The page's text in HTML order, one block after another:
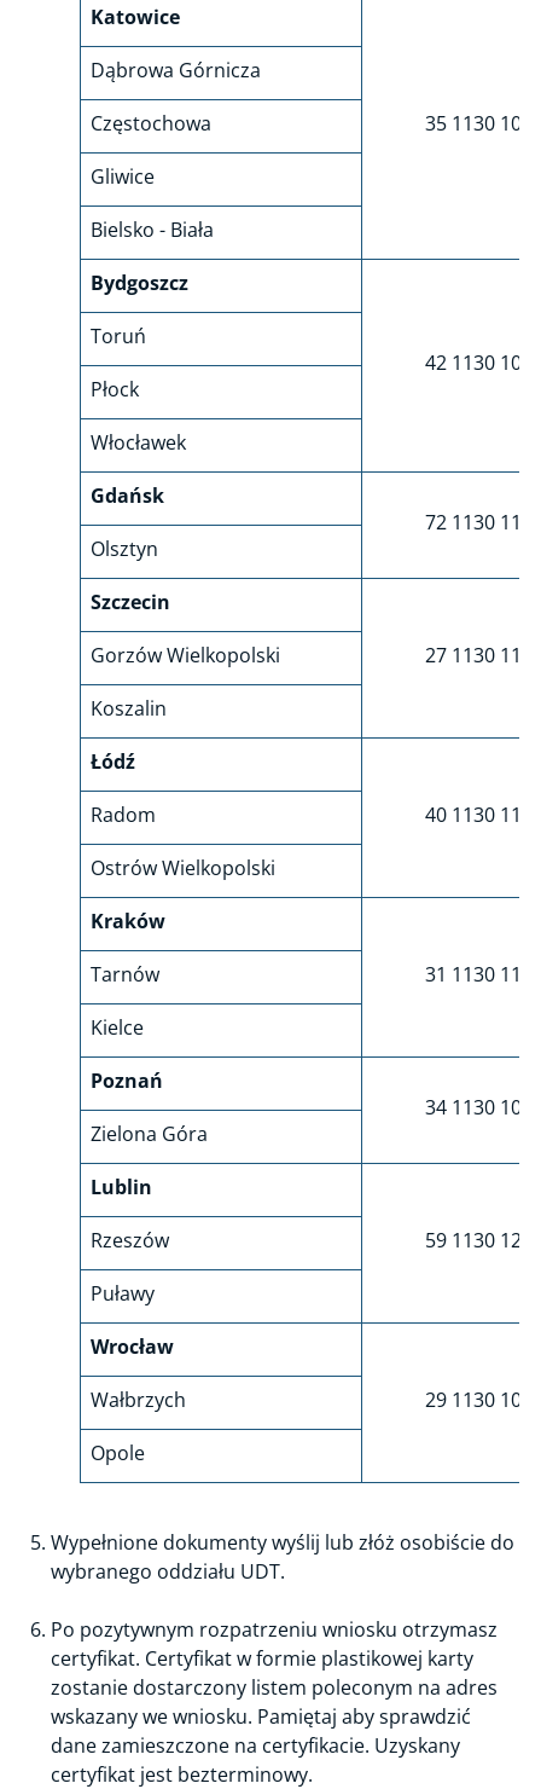
Katowice
35 1130
Dąbrowa Górnicza
Częstochowa
Gliwice
Bielsko - Biała
Bydgoszcz
42 1130
Toruń
Płock
Włocławek
Gdańsk
72 1130
Olsztyn
Szczecin
27 1130
Gorzów Wielkopolski
Koszalin
Łódź
40 1130
Radom
Ostrów Wielkopolski
Kraków
31 1130
Tarnów
Kielce
Poznań
34 1130
Zielona Góra
Lublin
59 1130
Rzeszów
Puławy
Wrocław
29 1130
Wałbrzych
Opole
Wypełnione dokumenty wyślij lub złóż osobiście do
wybranego oddziału UDT.
Po pozytywnym rozpatrzeniu wniosku otrzymasz
certyfikat. Certyfikat w formie plastikowej karty
zostanie dostarczony listem poleconym na adres
wskazany we wniosku. Pamiętaj aby sprawdzić
dane zamieszczone na certyfikacie. Uzyskany
certyfikat jest bezterminowy.